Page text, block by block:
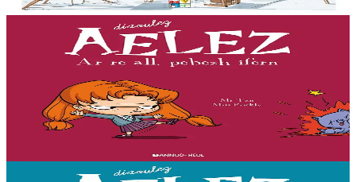
En stock15,00 €
L'enfer, c'est les autres
« Que ce soit pour faire enrager mes parents, torturer mon stupide
chat, lutter contre Jade et ses copines ou briser le coeur de
Geoffroy... j'ai toujours une idée intéressante !...